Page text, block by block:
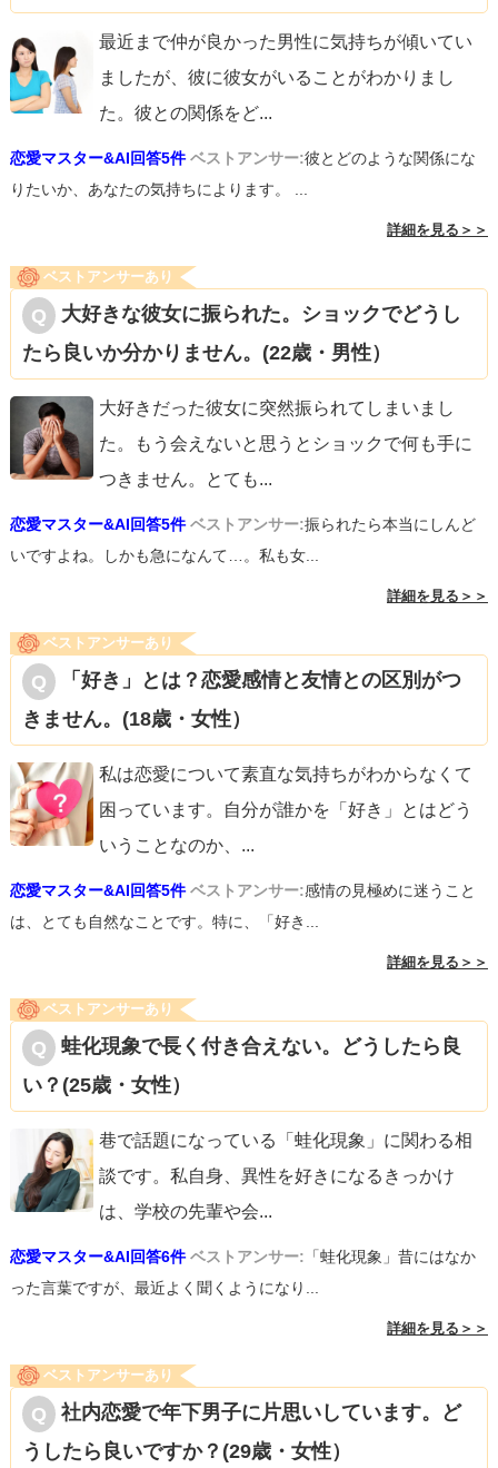
最近まで仲が良かった男性に気持ちが傾いてい
ましたが、彼に彼女がいることがわかりまし
た。彼との関係をど...
恋愛マスター&AI回答5件 ベストアンサー:彼とどのような関係にな
りたいか、あなたの気持ちによります。 ...
詳細を見る＞＞
ベストアンサーあり
大好きな彼女に振られた。ショックでどうし
たら良いか分かりません。(22歳・男性）
大好きだった彼女に突然振られてしまいまし
た。もう会えないと思うとショックで何も手に
つきません。とても...
恋愛マスター&AI回答5件 ベストアンサー:振られたら本当にしんど
いですよね。しかも急になんて…。私も女...
詳細を見る＞＞
ベストアンサーあり
「好き」とは？恋愛感情と友情との区別がつ
きません。(18歳・女性）
私は恋愛について素直な気持ちがわからなくて
困っています。自分が誰かを「好き」とはどう
いうことなのか、 ...
恋愛マスター&AI回答5件 ベストアンサー:感情の見極めに迷うこと
は、とても自然なことです。特に、「好き...
詳細を見る＞＞
ベストアンサーあり
蛙化現象で長く付き合えない。どうしたら良
い？(25歳・女性）
巷で話題になっている「蛙化現象」に関わる相
談です。私自身、異性を好きになるきっかけ
は、学校の先輩や会...
恋愛マスター&AI回答6件 ベストアンサー: 「蛙化現象」昔にはなか
った言葉ですが、最近よく聞くようになり...
詳細を見る＞＞
ベストアンサーあり
社内恋愛で年下男子に片思いしています。ど
うしたら良いですか？(29歳・女性）